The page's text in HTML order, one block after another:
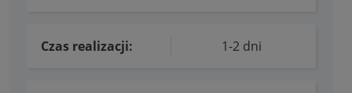
Czas realizacji: 1-2 dni